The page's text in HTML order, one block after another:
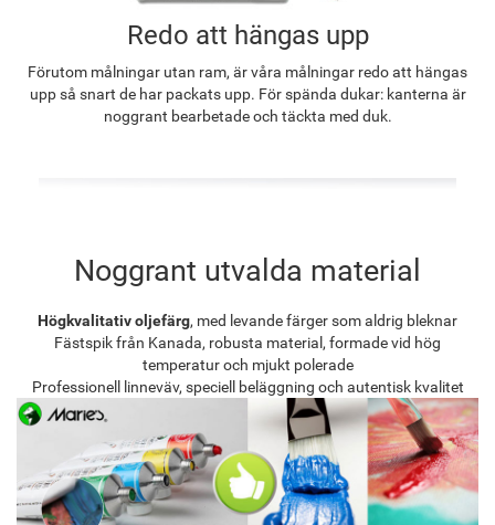
Redo att hängas upp
Förutom målningar utan ram, är våra målningar redo att hängas
upp så snart de har packats upp. För spända dukar: kanterna är
noggrant bearbetade och täckta med duk.
Noggrant utvalda material
Högkvalitativ oljefärg, med levande färger som aldrig bleknar
Fästspik från Kanada, robusta material, formade vid hög
temperatur och mjukt polerade
Professionell linneväv, speciell beläggning och autentisk kvalitet